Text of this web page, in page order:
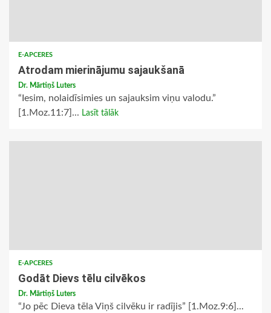
E-APCERES
Atrodam mierinājumu sajaukšanā
Dr. Mārtiņš Luters
“Iesim, nolaidīsimies un sajauksim viņu valodu.”
[1.Moz.11:7]... Lasīt tālāk
E-APCERES
Godāt Dievs tēlu cilvēkos
Dr. Mārtiņš Luters
“Jo pēc Dieva tēla Viņš cilvēku ir radījis” [1.Moz.9:6]...